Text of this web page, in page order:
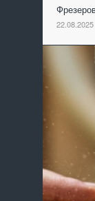
22.08.2025